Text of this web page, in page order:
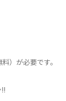
）が必要です。